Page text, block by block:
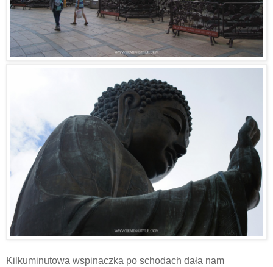
Kilkuminutowa wspinaczka po schodach dała nam